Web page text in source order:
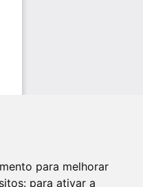
para melhorar
para ativar a